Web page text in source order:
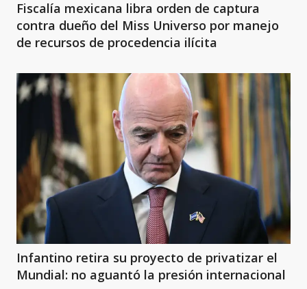
Fiscalía mexicana libra orden de captura
contra dueño del Miss Universo por manejo
de recursos de procedencia ilícita
Infantino retira su proyecto de privatizar el
Mundial: no aguantó la presión internacional